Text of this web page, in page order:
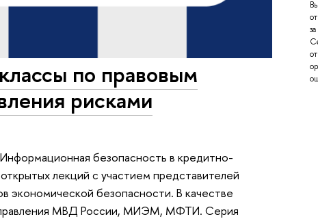
по правовым
рисками
безопасность в кредитно-
лекций с участием представителей
экономической безопасности. В качестве
МВД России, МИЭМ, МФТИ. Серия